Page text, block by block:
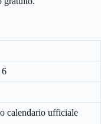
6
calendario ufficiale